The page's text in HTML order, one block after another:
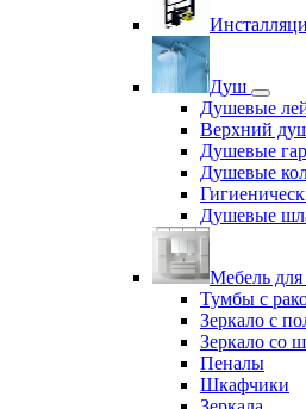
Душ
Душевые
Верхний
Душевые
Душевые
Душевые
Мебель
Тумбы с
Зеркало с
Зеркало со
Пеналы
Шкафчики